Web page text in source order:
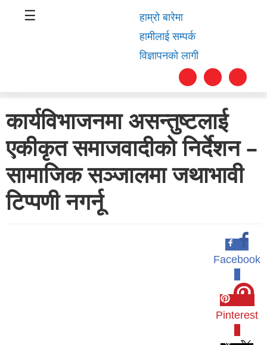
स्वास्थ्य
समाचार
अर्थ
शिक्षा
☰
हाम्रो बारेमा
हामीलाई सम्पर्क
विज्ञापनको लागी
कार्यविभाजनमा असन्तुष्टलाई
एकीकृत समाजवादीको निर्देशन –
सामाजिक सञ्जालमा जथाभावी
टिप्पणी नगर्नू
Facebook
Pinterest